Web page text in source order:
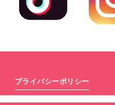
プライバシーポリシー